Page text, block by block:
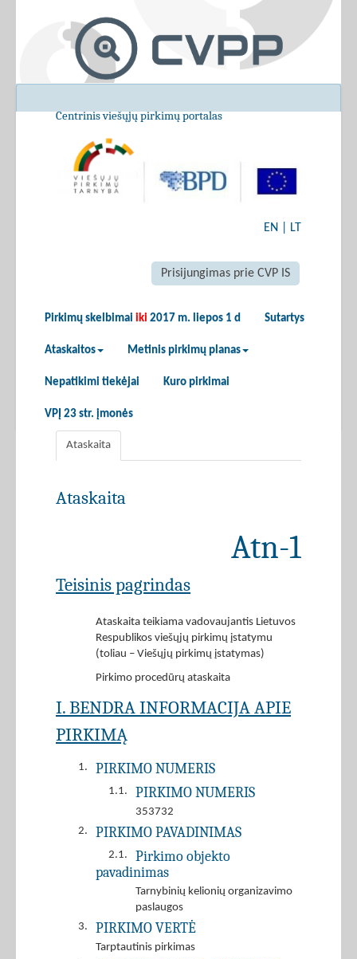
Centrinis viešųjų pirkimų portalas
EN LT
Prisijungimas prie CVP IS
Pirkimų skelbimai iki 2017 m. liepos 1 d Sutartys
Ataskaitos Metinis pirkimų planas
Nepatikimi tiekėjai Kuro pirkimai
VPĮ 23 str. įmonės
Ataskaita
Ataskaita
Atn-1
Teisinis pagrindas
Ataskaita teikiama vadovaujantis Lietuvos
Respublikos viešųjų pirkimų įstatymu
(toliau – Viešųjų pirkimų įstatymas)
Pirkimo procedūrų ataskaita
I. BENDRA INFORMACIJA APIE
PIRKIMĄ
1. PIRKIMO NUMERIS
1.1. PIRKIMO NUMERIS
353732
2.
PIRKIMO PAVADINIMAS
2.1.
Pirkimo objekto
pavadinimas
Tarnybinių kelionių organizavimo
paslaugos
3.
PIRKIMO VERTĖ
Tarptautinis pirkimas